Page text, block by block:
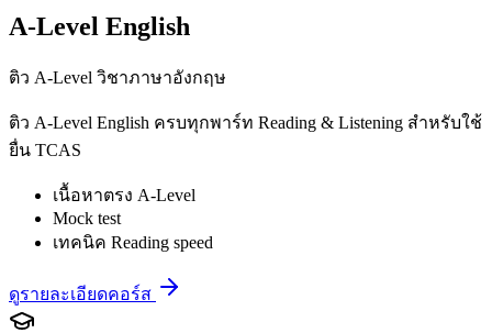
A-Level English
ติว A-Level วิชาภาษาอังกฤษ
ติว A-Level English ครบทุกพาร์ท Reading & Listening สำหรับใช้
ยื่น TCAS
เนื้อหาตรง A-Level
Mock test
เทคนิค Reading speed
ดูรายละเอียดคอร์ส